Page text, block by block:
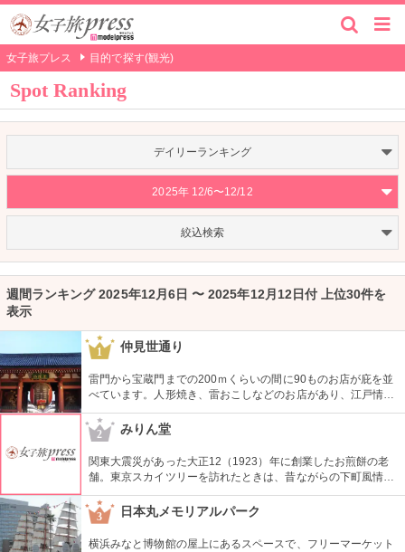
女子旅プレス 目的で探す(観光)
Spot Ranking
デイリーランキング
2025年 12/6〜12/12
絞込検索
週間ランキング 2025年12月6日 〜 2025年12月12日付 上位30件を
表示
1 仲見世通り
雷門から宝蔵門までの200ｍくらいの間に90ものお店が庇を並
べています。人形焼き、雷おこしなどのお店があり、江戸情緒
を感じさせる通りです。
2
みりん堂
関東大震災があった大正12（1923）年に創業したお煎餅の老
舗。東京スカイツリーを訪れたときは、昔ながらの下町風情と
あたたかい「おもてなしの心」にも触れてみたいですね。近年
ではぬれ煎餅にアイスクリームをはさんだ「ぬれソフト」も人
気。
3 日本丸メモリアルパーク
横浜みなと博物館の屋上にあるスペースで、フリーマーケット